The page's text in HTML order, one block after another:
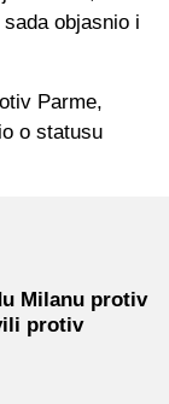
objasnio i
Parme,
o statusu
Milanu protiv
protiv